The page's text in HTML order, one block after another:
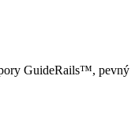
GuideRails™, pevný